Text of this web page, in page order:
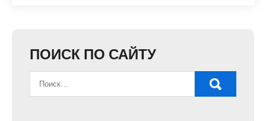
ПОИСК ПО САЙТУ